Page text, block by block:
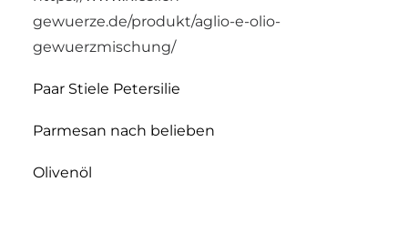
gewuerze.de/produkt/aglio-e-olio-
gewuerzmischung/
Paar Stiele Petersilie
Parmesan nach belieben
Olivenöl